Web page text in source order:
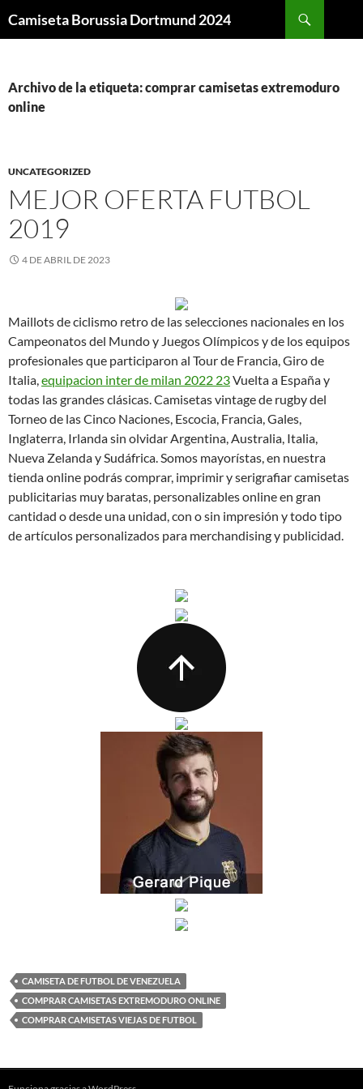
Camiseta Borussia Dortmund 2024
Archivo de la etiqueta: comprar camisetas extremoduro
online
UNCATEGORIZED
MEJOR OFERTA FUTBOL
2019
4 DE ABRIL DE 2023
Maillots de ciclismo retro de las selecciones nacionales en los
Campeonatos del Mundo y Juegos Olímpicos y de los equipos
profesionales que participaron al Tour de Francia, Giro de
Italia,equipacion inter de milan 2022 23Vuelta a España y
todas las grandes clásicas. Camisetas vintage de rugby del
Torneo de las Cinco Naciones, Escocia, Francia, Gales,
Inglaterra, Irlanda sin olvidar Argentina, Australia, Italia,
Nueva Zelanda y Sudáfrica. Somos mayorístas, en nuestra
tienda online podrás comprar, imprimir y serigrafiar camisetas
publicitarias muy baratas, personalizables online en gran
cantidad o desde una unidad, con o sin impresión y todo tipo
de artículos personalizados para merchandising y publicidad.
CAMISETA DE FUTBOL DE VENEZUELA
COMPRAR CAMISETAS EXTREMODURO ONLINE
COMPRAR CAMISETAS VIEJAS DE FUTBOL